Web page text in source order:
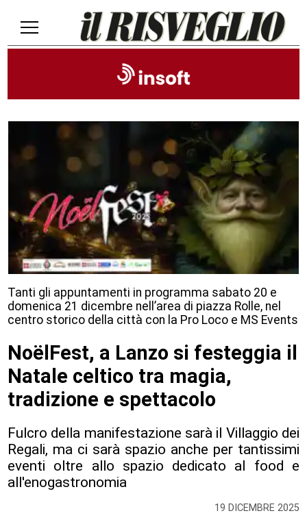
19 DICEMBRE 2025
Tanti gli appuntamenti in programma sabato 20 e
domenica 21 dicembre nell’area di piazza Rolle, nel
centro storico della città con la Pro Loco e MS Events
NoëlFest, a Lanzo si festeggia il
Natale celtico tra magia,
tradizione e spettacolo
Fulcro della manifestazione sarà il Villaggio dei
Regali, ma ci sarà spazio anche per tantissimi
eventi oltre allo spazio dedicato al food e
all'enogastronomia